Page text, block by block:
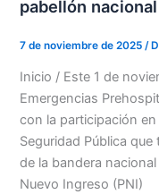
pabellón
7 de noviembre de 2025 /
Inicio / Este 1 de
Emergencias
con la participación
Seguridad Pública
de la bandera
Nuevo Ingreso (PNI)